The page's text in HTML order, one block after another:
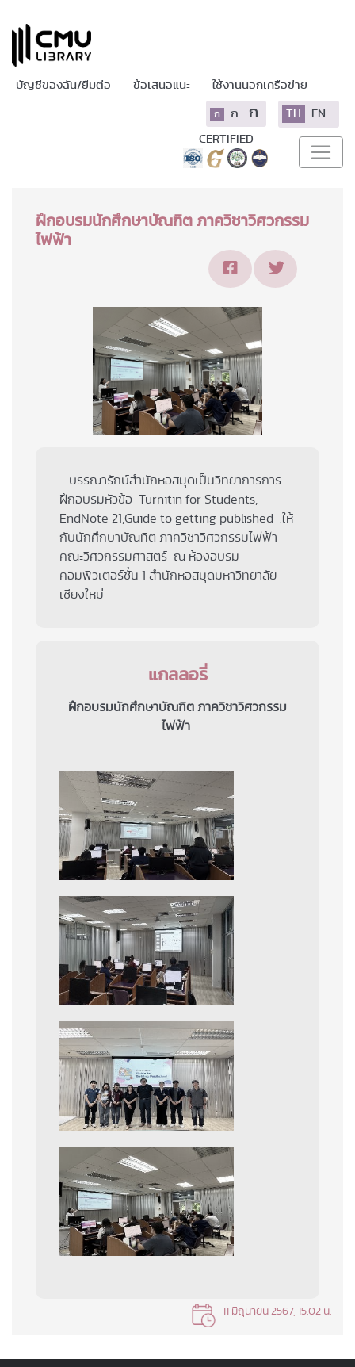
บัญชีของฉัน/ยืมต่อ ข้อเสนอแนะ ใช้งานนอกเครือข่าย
ก ก ก TH EN
CERTIFIED
ฝึกอบรมนักศึกษาบัณฑิต ภาควิชาวิศวกรรม
ไฟฟ้า
บรรณารักษ์สำนักหอสมุดเป็นวิทยาการการ
ฝึกอบรมหัวข้อ Turnitin for Students,
EndNote 21,Guide to getting published .ให้
กับนักศึกษาบัณทิต ภาควิชาวิศวกรรมไฟฟ้า
คณะวิศวกรรมศาสตร์ ณ ห้องอบรม
คอมพิวเตอร์ชั้น 1 สำนักหอสมุดมหาวิทยาลัย
เชียงใหม่
แกลลอรี่
ฝึกอบรมนักศึกษาบัณฑิต ภาควิชาวิศวกรรม
ไฟฟ้า
11 มิถุนายน 2567, 15.02 น.